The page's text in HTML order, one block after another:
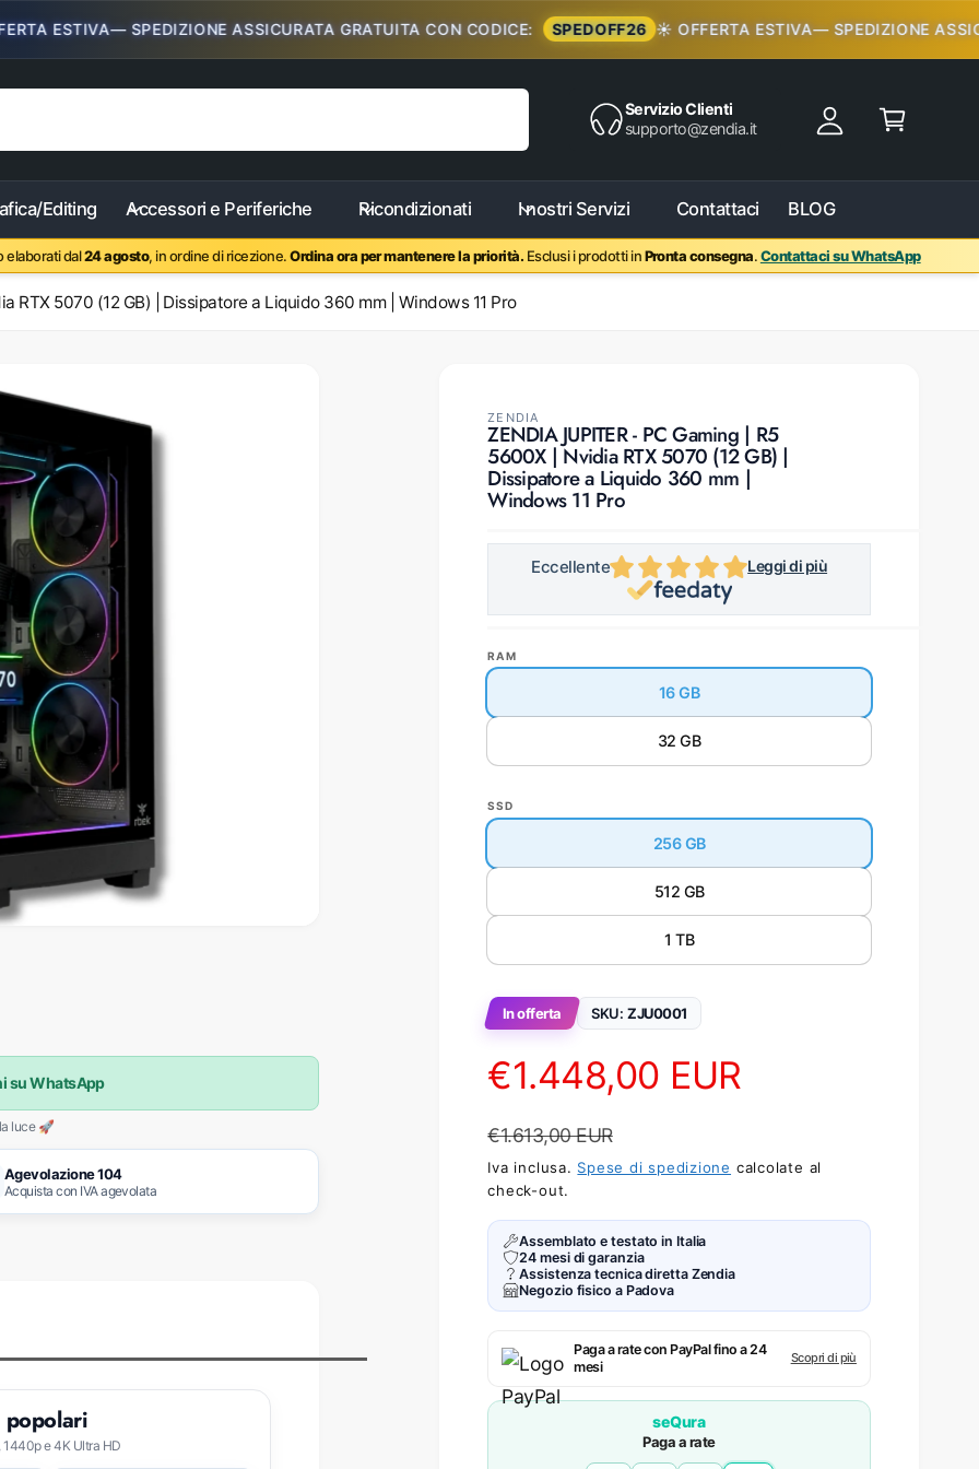
ESTIVA— SPEDIZIONE ASSICURATA GRATUITA CON CODICE: SPEDOFF26 ☀️ OFFERTA ESTIVA— SPEDIZIONE
Servizio Clienti
supporto@zendia.it
Accedi Carrello
Editing Accessori e Periferiche Ricondizionati I nostri Servizi Contattaci BLOG
elaborati dal24 agosto, in ordine di ricezione.Ordina ora per mantenere la priorità. Esclusi i prodotti inPronta consegna.Contattaci su WhatsApp
RTX 5070 (12 GB) | Dissipatore a Liquido 360 mm | Windows 11 Pro
su WhatsApp
luce 🚀
Agevolazione 104
Acquista con IVA agevolata
ZENDIA
ZENDIA JUPITER - PC Gaming | R5
5600X | Nvidia RTX 5070 (12 GB) |
Dissipatore a Liquido 360 mm |
Windows 11 Pro
Eccellente
Zendia ha una valutazione
Leggi di più
RAM
16 GB
32 GB
SSD
256 GB
512 GB
1 TB
In offerta SKU: ZJU0001
Prezzo scontato
€1.448,00 EUR
€1.613,00 EUR
Iva inclusa. Spese di spedizione calcolate al
check-out.
Assemblato e testato in Italia
24 mesi di garanzia
Assistenza tecnica diretta Zendia
Negozio fisico a Padova
Paga a rate con PayPal fino a 24
mesi
Scopri di più
seQura
Paga a rate
popolari
1440p e 4K Ultra HD